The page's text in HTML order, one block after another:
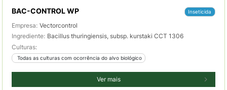
BAC-CONTROL WP Inseticida
Empresa: Vectorcontrol
Ingrediente: Bacillus thuringiensis, subsp. kurstaki CCT 1306
Culturas:
Todas as culturas com ocorrência do alvo biológico
Ver mais